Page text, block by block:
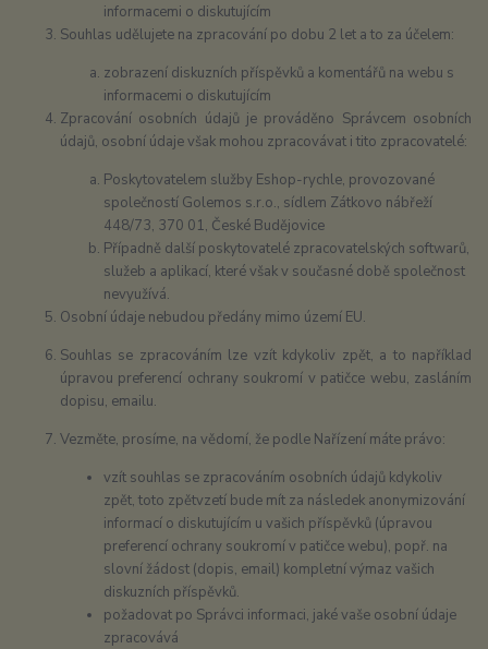
informacemi o diskutujícím
Souhlas udělujete na zpracování po dobu 2 let a to za účelem:
zobrazení diskuzních příspěvků a komentářů na webu s
informacemi o diskutujícím
Zpracování osobních údajů je prováděno Správcem osobních
údajů, osobní údaje však mohou zpracovávat i tito zpracovatelé:
Poskytovatelem služby Eshop-rychle, provozované
společností Golemos s.r.o., sídlem Zátkovo nábřeží
448/73, 370 01, České Budějovice
Případně další poskytovatelé zpracovatelských softwarů,
služeb a aplikací, které však v současné době společnost
nevyužívá.
Osobní údaje nebudou předány mimo území EU.
Souhlas se zpracováním lze vzít kdykoliv zpět, a to například
úpravou preferencí ochrany soukromí v patičce webu, zasláním
dopisu, emailu.
Vezměte, prosíme, na vědomí, že podle Nařízení máte právo:
vzít souhlas se zpracováním osobních údajů kdykoliv
zpět, toto zpětvzetí bude mít za následek anonymizování
informací o diskutujícím u vašich příspěvků (úpravou
preferencí ochrany soukromí v patičce webu), popř. na
slovní žádost (dopis, email) kompletní výmaz vašich
diskuzních příspěvků.
požadovat po Správci informaci, jaké vaše osobní údaje
zpracovává